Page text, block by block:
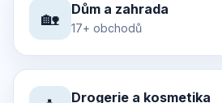
🏡 Dům a zahrada
17+ obchodů
Drogerie a kosmetika